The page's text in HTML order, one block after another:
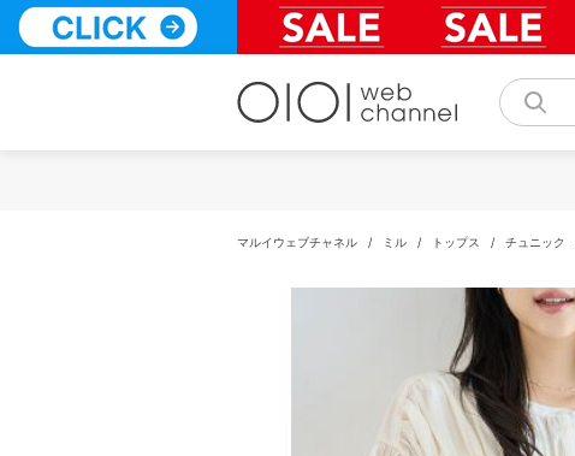
テ
マルイウェブチャネル / ミル / トップス / チュニック